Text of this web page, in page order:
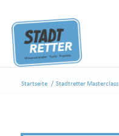
Startseite / Stadtretter Masterclass